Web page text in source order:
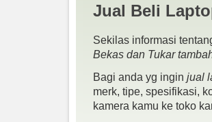
Jual Beli
Sekilas informasi
Bekas dan Tukar
Bagi anda yg ingin jual
merk, tipe, spesifikasi,
kamera kamu ke toko